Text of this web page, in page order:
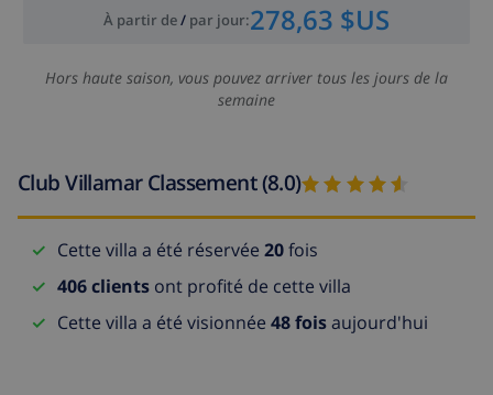
À partir de/ par jour:278,63 $US
Hors haute saison, vous pouvez arriver tous les jours de la
semaine
Club Villamar Classement (8.0)
Cette villa a été réservée 20fois
406 clients ont profité de cette villa
Cette villa a été visionnée 48 foisaujourd'hui